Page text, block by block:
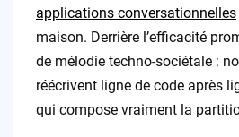
applications conversationnelles
maison. Derrière l’efficacité
de mélodie techno-sociétale :
réécrivent ligne de code après
qui compose vraiment la